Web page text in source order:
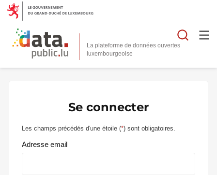
La plateforme de données ouvertes
Se connecter
Les champs précédés d'une étoile (*) sont obligatoires.
Adresse email